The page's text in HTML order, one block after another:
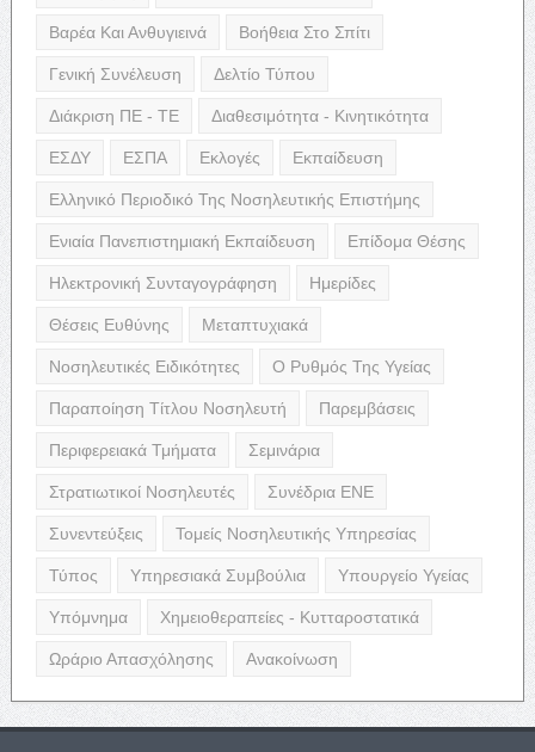
Βαρέα Και Ανθυγιεινά Βοήθεια Στο Σπίτι
Γενική Συνέλευση Δελτίο Τύπου
Διάκριση ΠΕ - ΤΕ Διαθεσιμότητα - Κινητικότητα
ΕΣΔΥ ΕΣΠΑ Εκλογές Εκπαίδευση
Ελληνικό Περιοδικό Της Νοσηλευτικής Επιστήμης
Ενιαία Πανεπιστημιακή Εκπαίδευση Επίδομα Θέσης
Ηλεκτρονική Συνταγογράφηση Ημερίδες
Θέσεις Ευθύνης Μεταπτυχιακά
Νοσηλευτικές Ειδικότητες Ο Ρυθμός Της Υγείας
Παραποίηση Τίτλου Νοσηλευτή Παρεμβάσεις
Περιφερειακά Τμήματα Σεμινάρια
Στρατιωτικοί Νοσηλευτές Συνέδρια ΕΝΕ
Συνεντεύξεις Τομείς Νοσηλευτικής Υπηρεσίας
Τύπος Υπηρεσιακά Συμβούλια Υπουργείο Υγείας
Υπόμνημα Χημειοθεραπείες - Κυτταροστατικά
Ωράριο Απασχόλησης Ανακοίνωση